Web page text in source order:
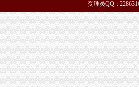
江北局以求真务实的渝中区工商代办态度做好纪
经开区、南岸局联合开通“走近企业、走近消费
云局六措并举落实市渝中区代办营业执照局食
九龙坡局认真开展移动电话机市渝中区工商代办
璧山县隆重举行3.15宣活动
陈速副局重庆代办营业执照长到巴南局界石工商
江北区3·15国际消费者权益保护活动顺利开幕
市局人事处“三个明确”渝中区工商代办力推进政
受理员QQ：